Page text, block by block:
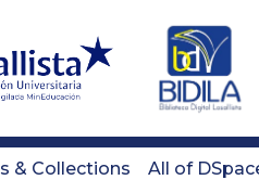
& Collections All of